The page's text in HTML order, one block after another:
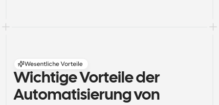
Wesentliche Vorteile
Wichtige Vorteile der
Automatisierung von